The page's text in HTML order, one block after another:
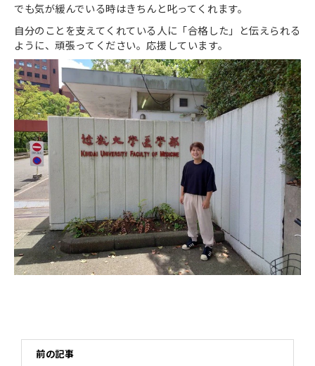
でも気が緩んでいる時はきちんと叱ってくれます。
自分のことを支えてくれている人に「合格した」と伝えられる
ように、頑張ってください。応援しています。
前の記事